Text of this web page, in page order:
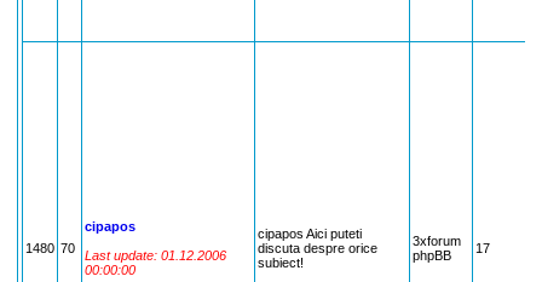
1480 70
cipapos
Last update: 01.12.2006
00:00:00
cipapos Aici puteti
discuta despre orice
subiect!
3xforum
phpBB
17